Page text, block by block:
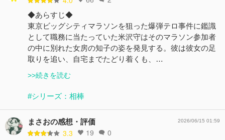
◆あらすじ◆
東京ビッグシティマラソンを狙った爆弾テロ事件に鑑識
として職務に当たっていた米沢守はそのマラソン参加者
の中に別れた女房の知子の姿を発見する。彼は彼女の足
取りを追い、自宅までたどり着くも、…
>>続きを読む
#シリーズ：相棒
まさおの感想・評価
3.3 19 0
2026/06/15 01:59